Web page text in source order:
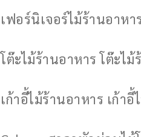
เฟอร์นิเจอร์ไม้ร้านอาห
โต๊ะไม้ร้านอาหาร โต๊ะไ
เก้าอี้ไม้ร้านอาหาร เก้า